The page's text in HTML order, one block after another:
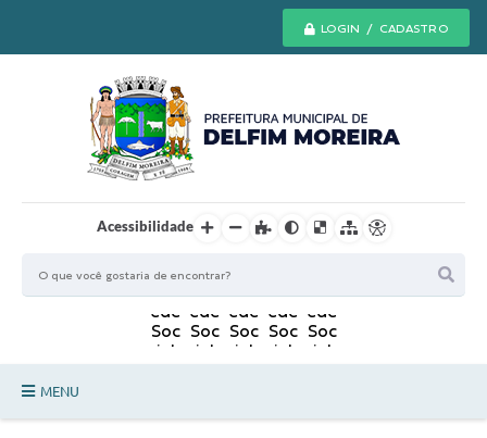
LOGIN / CADASTRO
Acessibilidade
MENU